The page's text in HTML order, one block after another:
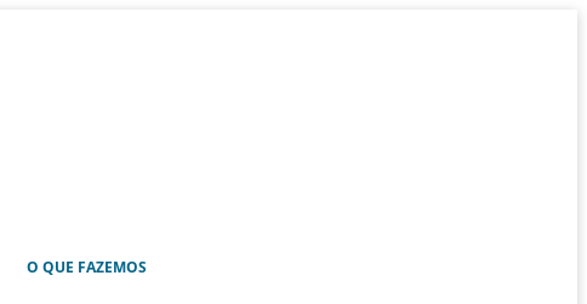
O QUE FAZEMOS